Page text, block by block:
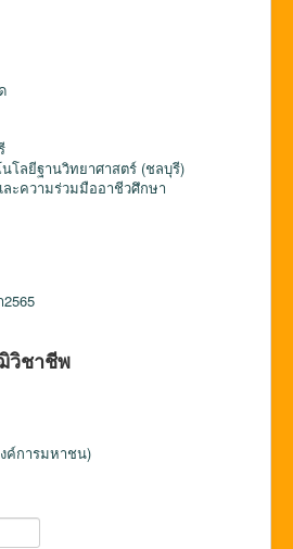
โลยีฐานวิทยาศาสตร์ (ชลบุรี)
ะความร่วมมืออาชีวศึกษา
วิชาชีพ
ค์การมหาชน)